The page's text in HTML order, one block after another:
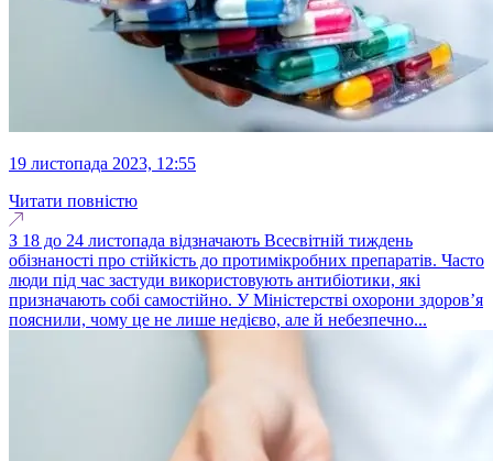
19 листопада 2023, 12:55
Читати повністю
З 18 до 24 листопада відзначають Всесвітній тиждень
обізнаності про стійкість до протимікробних препаратів. Часто
люди під час застуди використовують антибіотики, які
призначають собі самостійно. У Міністерстві охорони здоровʼя
пояснили, чому це не лише недієво, але й небезпечно...